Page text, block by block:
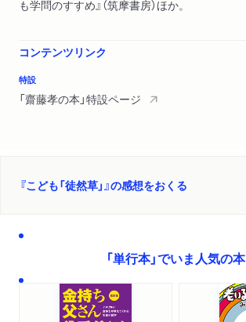
も学問のすすめ』（筑摩書房）ほか。
コンテンツリンク
特設
「齋藤孝の本」特設ページ
『こども「徒然草」』の感想をおくる
「単行本」でいま人気の本